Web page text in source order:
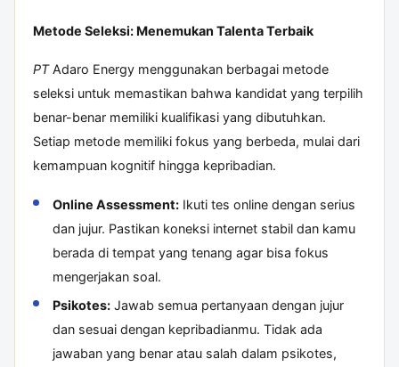
Metode Seleksi: Menemukan Talenta Terbaik
PTAdaro Energy menggunakan berbagai metode
seleksi untuk memastikan bahwa kandidat yang terpilih
benar-benar memiliki kualifikasi yang dibutuhkan.
Setiap metode memiliki fokus yang berbeda, mulai dari
kemampuan kognitif hingga kepribadian.
Online Assessment:Ikuti tes online dengan serius
dan jujur. Pastikan koneksi internet stabil dan kamu
berada di tempat yang tenang agar bisa fokus
mengerjakan soal.
Psikotes:Jawab semua pertanyaan dengan jujur
dan sesuai dengan kepribadianmu. Tidak ada
jawaban yang benar atau salah dalam psikotes,